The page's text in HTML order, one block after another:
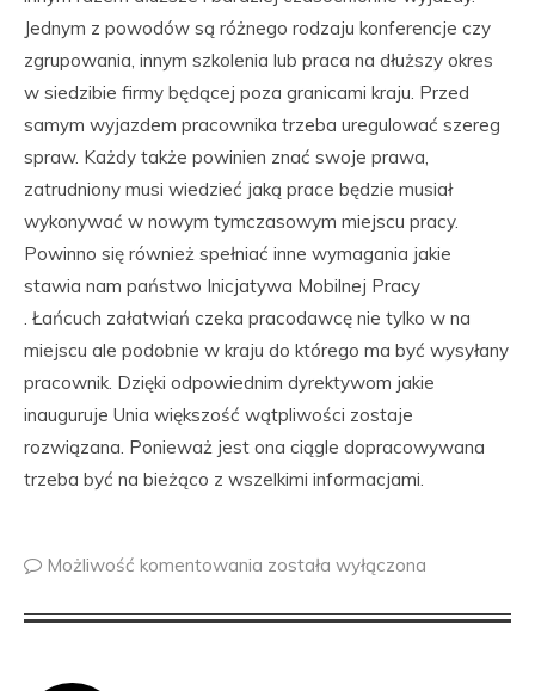
Jednym z powodów są różnego rodzaju konferencje czy
zgrupowania, innym szkolenia lub praca na dłuższy okres
w siedzibie firmy będącej poza granicami kraju. Przed
samym wyjazdem pracownika trzeba uregulować szereg
spraw. Każdy także powinien znać swoje prawa,
zatrudniony musi wiedzieć jaką prace będzie musiał
wykonywać w nowym tymczasowym miejscu pracy.
Powinno się również spełniać inne wymagania jakie
stawia nam państwo Inicjatywa Mobilnej Pracy
. Łańcuch załatwiań czeka pracodawcę nie tylko w na
miejscu ale podobnie w kraju do którego ma być wysyłany
pracownik. Dzięki odpowiednim dyrektywom jakie
inauguruje Unia większość wątpliwości zostaje
rozwiązana. Ponieważ jest ona ciągle dopracowywana
trzeba być na bieżąco z wszelkimi informacjami.
Możliwość komentowania została wyłączona